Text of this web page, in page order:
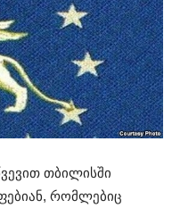
თბილისში
რომლებიც